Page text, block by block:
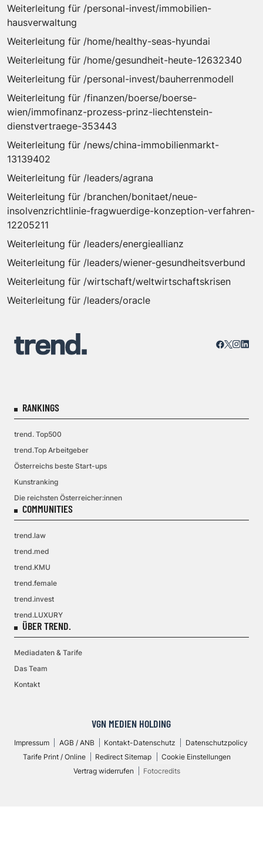
Weiterleitung für /personal-invest/immobilien-
hausverwaltung
Weiterleitung für /home/healthy-seas-hyundai
Weiterleitung für /home/gesundheit-heute-12632340
Weiterleitung für /personal-invest/bauherrenmodell
Weiterleitung für /finanzen/boerse/boerse-
wien/immofinanz-prozess-prinz-liechtenstein-
dienstvertraege-353443
Weiterleitung für /news/china-immobilienmarkt-
13139402
Weiterleitung für /leaders/agrana
Weiterleitung für /branchen/bonitaet/neue-
insolvenzrichtlinie-fragwuerdige-konzeption-verfahren-
12205211
Weiterleitung für /leaders/energieallianz
Weiterleitung für /leaders/wiener-gesundheitsverbund
Weiterleitung für /wirtschaft/weltwirtschaftskrisen
Weiterleitung für /leaders/oracle
RANKINGS
trend. Top500
trend.Top Arbeitgeber
Österreichs beste Start-ups
Kunstranking
Die reichsten Österreicher:innen
COMMUNITIES
trend.law
trend.med
trend.KMU
trend.female
trend.invest
trend.LUXURY
ÜBER TREND.
Mediadaten & Tarife
Das Team
Kontakt
VGN MEDIEN HOLDING
Impressum AGB / ANB Kontakt-Datenschutz
Datenschutzpolicy
Tarife Print / Online
Redirect Sitemap
Cookie Einstellungen
Vertrag widerrufen
Fotocredits